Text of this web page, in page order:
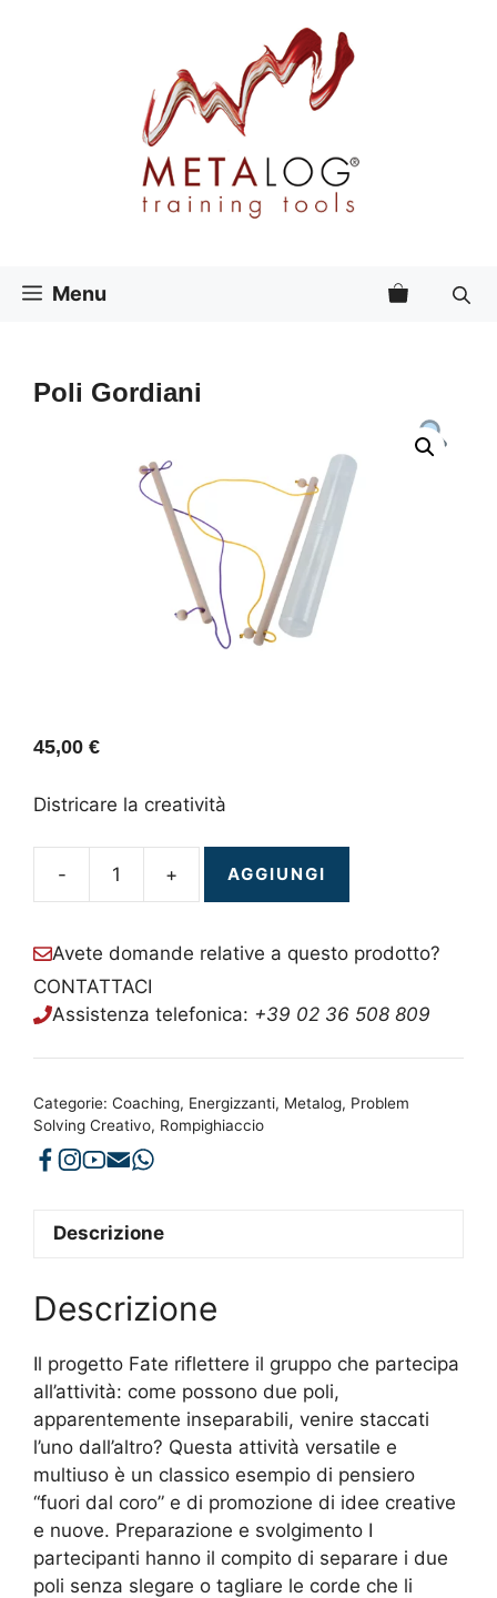
Menu
Poli Gordiani
45,00 €
Districare la creatività
-
Poli
quantità
+ AGGIUNGI
Avete domande relative a questo prodotto?
CONTATTACI
Assistenza telefonica: +39 02 36 508 809
Categorie: Coaching, Energizzanti, Metalog, Problem
Solving Creativo, Rompighiaccio
Descrizione
Descrizione
Il progetto Fate riflettere il gruppo che partecipa
all’attività: come possono due poli,
apparentemente inseparabili, venire staccati
l’uno dall’altro? Questa attività versatile e
multiuso è un classico esempio di pensiero
“fuori dal coro” e di promozione di idee creative
e nuove. Preparazione e svolgimento I
partecipanti hanno il compito di separare i due
poli senza slegare o tagliare le corde che li